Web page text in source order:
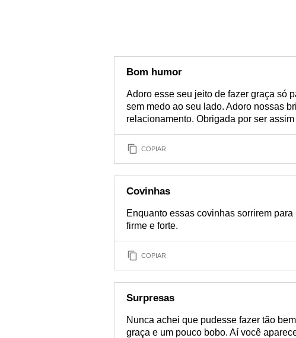
Bom humor
Adoro esse seu jeito de fazer graça só
sem medo ao seu lado. Adoro nossas
relacionamento. Obrigada por ser
COPIAR
Covinhas
Enquanto essas covinhas sorrirem
firme e forte.
COPIAR
Surpresas
Nunca achei que pudesse fazer tão
graça e um pouco bobo. Aí você